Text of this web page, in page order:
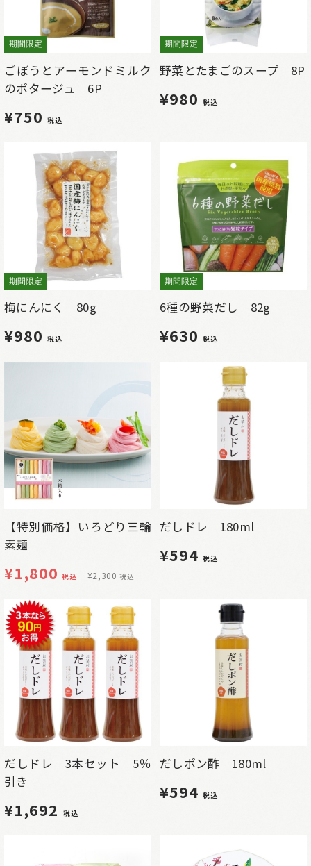
期間限定
ごぼうとアーモンドミルク
のポタージュ 6P
¥750税込
期間限定
野菜とたまごのスープ 8P
¥980税込
期間限定
梅にんにく 80g
¥980税込
期間限定
6種の野菜だし 82g
¥630税込
【特別価格】いろどり三輪
素麺
¥1,800 税込 ¥2,300 税込
だしドレ 180ml
¥594税込
だしドレ 3本セット 5％
引き
¥1,692 税込
だしポン酢 180ml
¥594税込